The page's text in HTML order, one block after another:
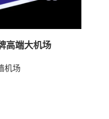
高端大机场
机场